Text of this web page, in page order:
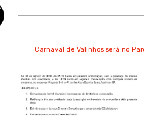
Carnaval de Valinhos será no